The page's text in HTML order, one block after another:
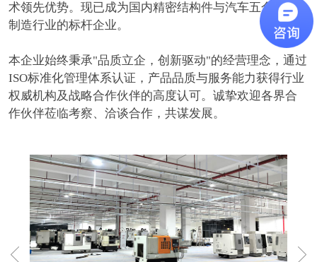
术领先优势。现已成为国内精密结构件与汽车五金配件
制造行业的标杆企业。
本企业始终秉承"品质立企，创新驱动"的经营理念，通过
ISO标准化管理体系认证，产品品质与服务能力获得行业
权威机构及战略合作伙伴的高度认可。诚挚欢迎各界合
作伙伴莅临考察、洽谈合作，共谋发展。